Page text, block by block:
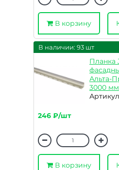
В корзину
В наличии: 93 шт
Планка
Альта-
3000 мм
246 ₽/шт
В корзину